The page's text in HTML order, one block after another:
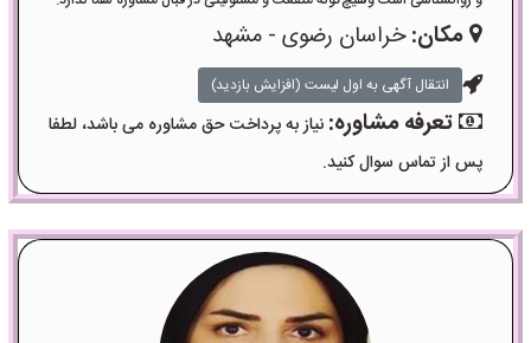
مکان:خراسان رضوی - مشهد
انتقال آگهی به اول لیست (افزایش بازدید)
تعرفه مشاوره:نیاز به پرداخت حق مشاوره می باشد، لطفا
پس از تماس سوال کنید.